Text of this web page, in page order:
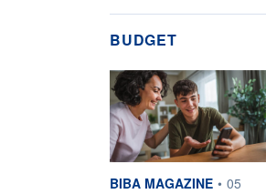
BUDGET
information fournie par
BIBA MAGAZINE • 05